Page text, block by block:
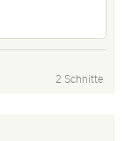
2 Schnitte